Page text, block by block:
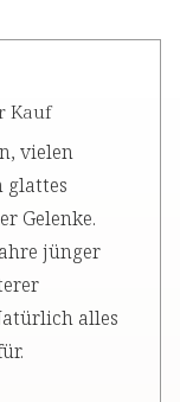
Kauf
vielen
glattes
Gelenke.
jünger
alles